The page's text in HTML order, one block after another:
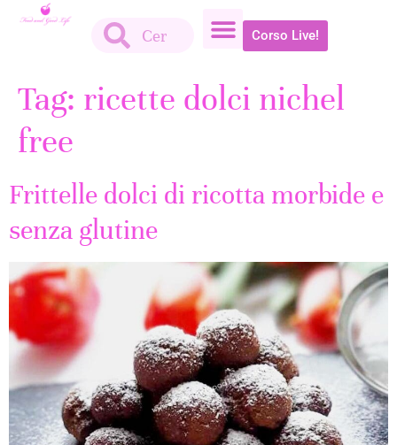
Corso Live!
Tag: ricette dolci nichel
free
Frittelle dolci di ricotta morbide e
senza glutine